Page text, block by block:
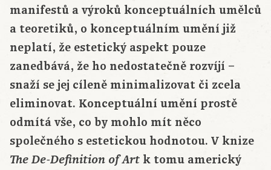
manifestů a výroků konceptuálních umělců
a teoretiků, o konceptuálním umění již
neplatí, že estetický aspekt pouze
zanedbává, že ho nedostatečně rozvíjí –
snaží se jej cíleně minimalizovat či zcela
eliminovat. Konceptuální umění prostě
odmítá vše, co by mohlo mít něco
společného s estetickou hodnotou. V knize
The De-Definition of Art k tomu americký